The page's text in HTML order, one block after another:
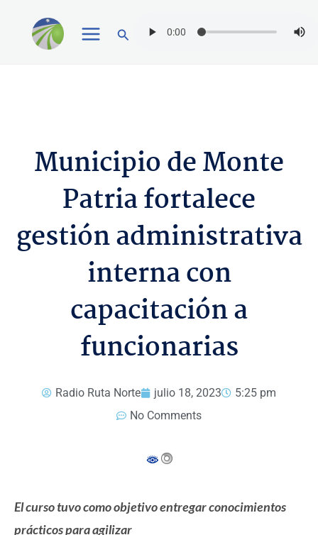
Buscar
Municipio de Monte
Patria fortalece
gestión administrativa
interna con
capacitación a
funcionarias
Radio Ruta Norte julio 18, 2023
5:25 pm
No Comments
El curso tuvo como objetivo entregar conocimientos
prácticos para agilizar